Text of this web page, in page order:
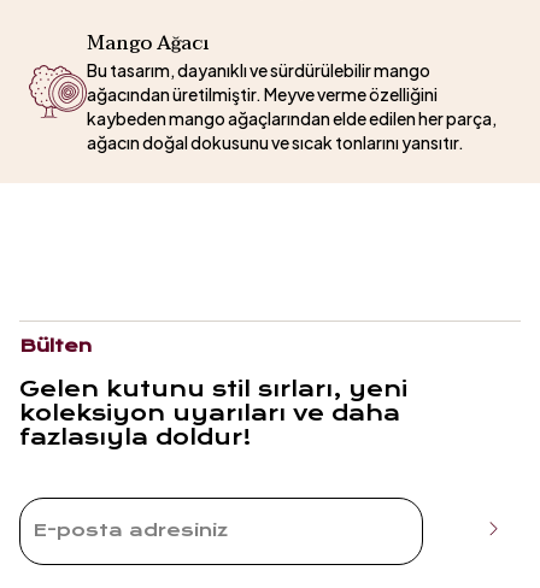
Mango Ağacı
Bu tasarım, dayanıklı ve sürdürülebilir mango
ağacından üretilmiştir. Meyve verme özelliğini
kaybeden mango ağaçlarından elde edilen her parça,
ağacın doğal dokusunu ve sıcak tonlarını yansıtır.
Bülten
Gelen kutunu stil sırları, yeni
koleksiyon uyarıları ve daha
fazlasıyla doldur!